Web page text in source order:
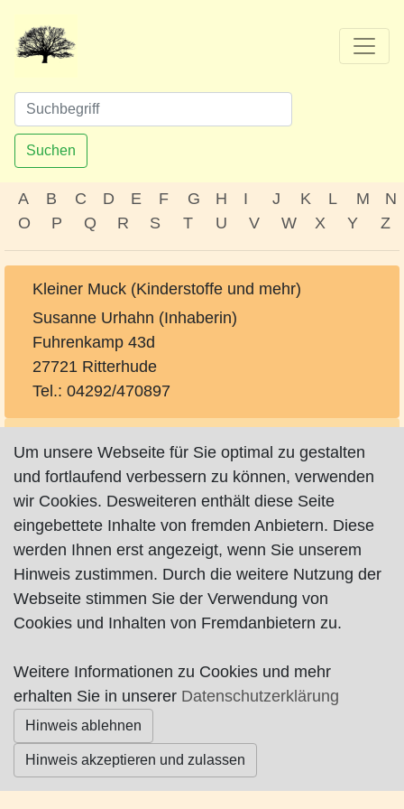
Suchen
A B C D E F G H I J K L M
N
O
P Q R S T U V W X Y Z
Kleiner Muck (Kinderstoffe und mehr)
Susanne Urhahn (Inhaberin)
Fuhrenkamp 43d
27721 Ritterhude
Tel.: 04292/470897
Impressum| Datenschutz|AGB
© Worpswede24 2015-2026
Um unsere Webseite für Sie optimal zu gestalten
und fortlaufend verbessern zu können, verwenden
wir Cookies. Desweiteren enthält diese Seite
eingebettete Inhalte von fremden Anbietern. Diese
werden Ihnen erst angezeigt, wenn Sie unserem
Hinweis zustimmen. Durch die weitere Nutzung der
Webseite stimmen Sie der Verwendung von
Cookies und Inhalten von Fremdanbietern zu.
Weitere Informationen zu Cookies und mehr
erhalten Sie in unserer Datenschutzerklärung
Hinweis ablehnen
Hinweis akzeptieren und zulassen